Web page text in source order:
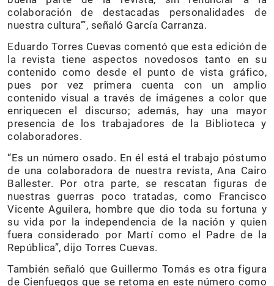
colaboración de destacadas personalidades de
nuestra cultura’”, señaló García Carranza.
Eduardo Torres Cuevas comentó que esta edición de
la revista tiene aspectos novedosos tanto en su
contenido como desde el punto de vista gráfico,
pues por vez primera cuenta con un amplio
contenido visual a través de imágenes a color que
enriquecen el discurso; además, hay una mayor
presencia de los trabajadores de la Biblioteca y
colaboradores.
“Es un número osado. En él está el trabajo póstumo
de una colaboradora de nuestra revista, Ana Cairo
Ballester. Por otra parte, se rescatan figuras de
nuestras guerras poco tratadas, como Francisco
Vicente Aguilera, hombre que dio toda su fortuna y
su vida por la independencia de la nación y quien
fuera considerado por Martí como el Padre de la
República”, dijo Torres Cuevas.
También señaló que Guillermo Tomás es otra figura
de Cienfuegos que se retoma en este número como